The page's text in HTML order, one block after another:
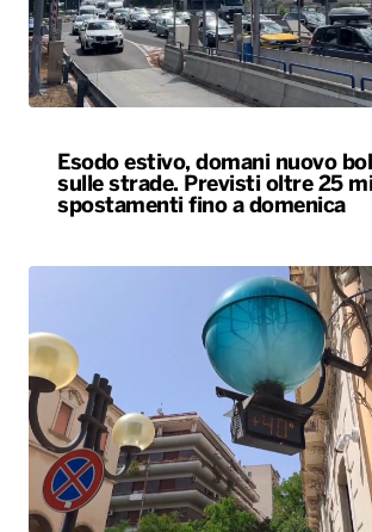
Esodo estivo, domani nuovo
sulle strade. Previsti oltre 25
spostamenti fino a domenica